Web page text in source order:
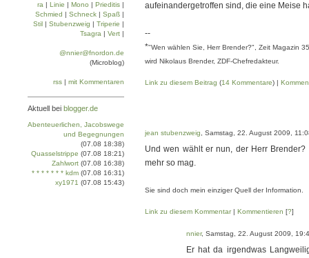
aufeinandergetroffen sind, die eine Meise
--
*"Wen wählen Sie, Herr Brender?", Zeit Magazin
wird Nikolaus Brender, ZDF-Chefredakteur.
Link zu diesem Beitrag (14 Kommentare) |
jean stubenzweig , Samstag, 22. August 2009,
Und wen wählt er nun, der Herr
mehr so mag.
Sie sind doch mein einziger Quell der Information.
Link zu diesem Kommentar| Kommentieren [?]
nnier, Samstag, 22. August 2009,
Er hat da irgendwas
ra | Linie | Mo­no | Prie­di­tis |
Schmied | Schneck | Spaß |
Stil | Stu­ben­zweig | Tri­pe­rie |
Tsa­gra | Vert |
@nnier@fnordon.de
(Microblog)
rss | mit Kommentaren
Aktuell bei blogger.de
Abenteuerlichen, Jacobswege
und Begegnungen
(07.08 18:38)
Quasselstrippe (07.08 18:21)
Zahlwort (07.08 16:38)
* * * * * * * kdm (07.08 16:31)
xy1971 (07.08 15:43)